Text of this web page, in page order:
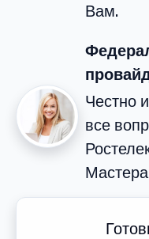
Вам.
Честно
все